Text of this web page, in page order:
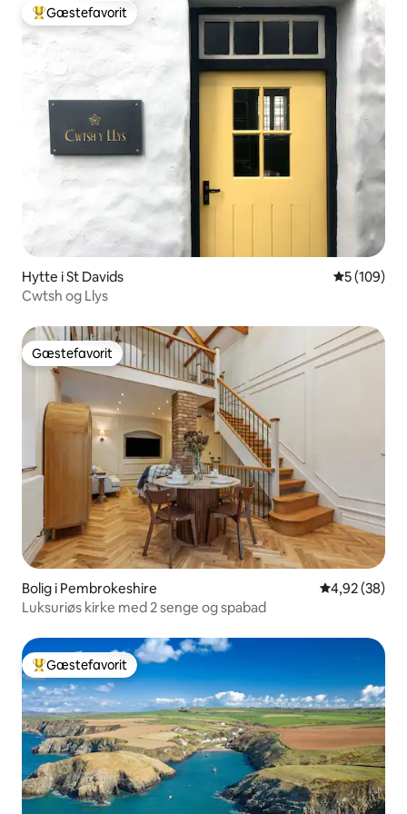
Bedste gæstefavorit
Gæstefavorit
Hytte i St Davids 5 ud af 5 i
5 (109)
Cwtsh og Llys
Gæstefavorit
Gæstefavorit
Bolig i Pembrokeshire 4,92 ud af 5 i
4,92 (38)
Luksuriøs kirke med 2 senge og spabad
Bedste gæstefavorit
Gæstefavorit